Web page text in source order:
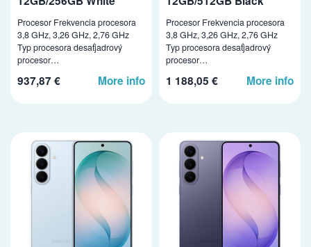
Procesor Frekvencia procesora
3,8 GHz, 3,26 GHz, 2,76 GHz
Typ procesora desaťjadrový
procesor…
937,87 € More info
Procesor Frekvencia procesora
3,8 GHz, 3,26 GHz, 2,76 GHz
Typ procesora desaťjadrový
procesor…
1 188,05 € More info